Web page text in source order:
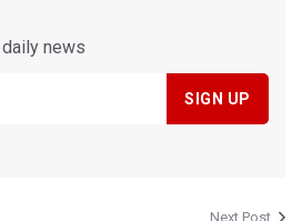
news
Next Post